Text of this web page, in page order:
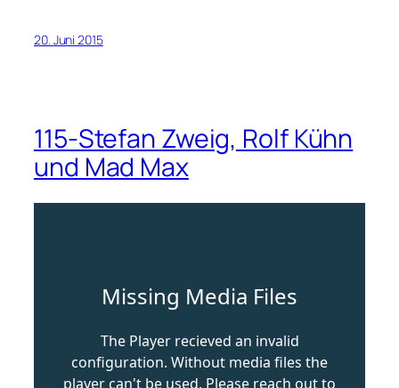
20. Juni 2015
115-Stefan Zweig, Rolf Kühn
und Mad Max